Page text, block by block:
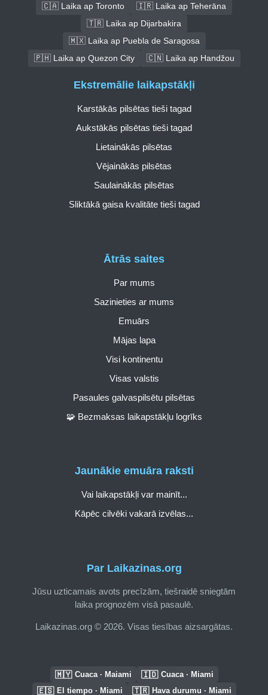
🇨🇦 Laika ap Toronto
🇮🇷 Laika ap Teherāna
🇹🇷 Laika ap Dijarbakira
🇲🇽 Laika ap Puebla de Saragosa
🇵🇭 Laika ap Quezon City
🇨🇳 Laika ap Handžou
Par Laikazinas.org
Jūsu uzticamais avots precīzām, tiešraidē sniegtām
laika prognozēm visā pasaulē.
Laikazinas.org © 2026. Visas tiesības aizsargātas.
Ātrās saites
Par mums
Sazinieties ar mums
Emuārs
Mājas lapa
Visi kontinentu
Visas valstis
Pasaules galvaspilsētu pilsētas
🧩 Bezmaksas laikapstākļu logrīks
Ekstremālie laikapstākļi
Karstākās pilsētas tieši tagad
Aukstākās pilsētas tieši tagad
Lietainākās pilsētas
Vējainākās pilsētas
Saulainākās pilsētas
Sliktākā gaisa kvalitāte tieši tagad
Jaunākie emuāra raksti
Vai laikapstākļi var mainīt...
Kāpēc cilvēki vakarā izvēlas...
🇲🇾 Cuaca · Maiami 🇮🇩 Cuaca · Miami
🇪🇸 El tiempo · Miami 🇹🇷 Hava durumu · Miami